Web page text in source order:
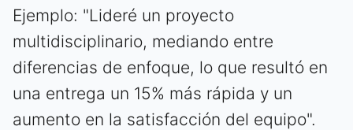
Ejemplo: "Lideré un proyecto
multidisciplinario, mediando entre
diferencias de enfoque, lo que resultó en
una entrega un 15% más rápida y un
aumento en la satisfacción del equipo".